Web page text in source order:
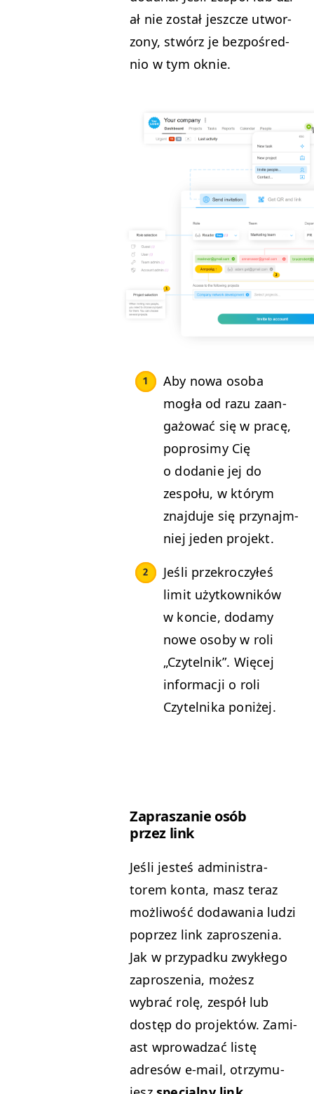
ał nie został jeszcze utwor­
zony, stwórz je bezpośred­
nio w tym oknie.
Aby nowa oso­ba
mogła od razu zaan­
gażować się w pracę,
poprosimy Cię
o dodanie jej do
zespołu, w którym
zna­j­du­je się przy­na­jm­
niej jeden projekt.
Jeśli przekroczyłeś
lim­it użytkown­ików
w kon­cie, dodamy
nowe oso­by w roli
„Czytel­nik”. Więcej
infor­ma­cji o roli
Czytel­ni­ka poniżej.
Zapraszanie osób
przez link
Jeśli jesteś admin­is­tra­
torem kon­ta, masz ter­az
możli­wość dodawa­nia ludzi
poprzez link zaproszenia.
Jak w przy­pad­ku zwykłego
zaproszenia, możesz
wybrać rolę, zespół lub
dostęp do pro­jek­tów. Zami­
ast wprowadzać listę
adresów e‑mail, otrzy­mu­